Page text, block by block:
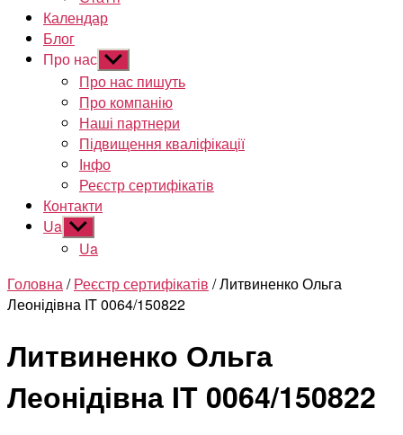
Календар
Блог
Про нас Показати
підменю
Про нас пишуть
Про компанію
Наші партнери
Підвищення кваліфікації
Інфо
Реєстр сертифікатів
Контакти
Ua Показати
підменю
Ua
Головна/Реєстр сертифікатів / Литвиненко Ольга
Леонідівна IT 0064/150822
Литвиненко Ольга
Леонідівна IT 0064/150822